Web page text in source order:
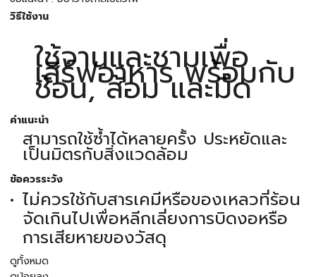
วิธีใช้งาน
ใช้จานและชามเพื่อ
เสิร์ฟอาหาร พร้อมกับ
ช้อน, ส้อม และมีด
คำแนะนำ
สามารถใช้ซ้ำได้หลายครั้ง ประหยัดและ
เป็นมิตรกับสิ่งแวดล้อม
ข้อควรระวัง
ไม่ควรใช้กับสารเคมีหรือของเหลวที่ร้อน
จัดเกินไปเพื่อหลีกเลี่ยงการบิดงอหรือ
การเสียหายของวัสดุ
ดูทั้งหมด